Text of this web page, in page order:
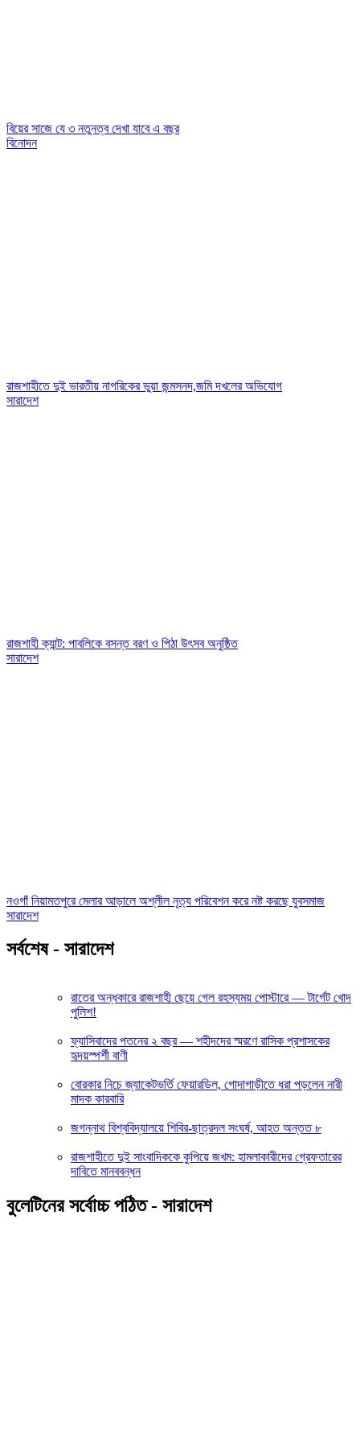
বিয়ের সাজে যে ৩ নতুনত্ব দেখা যাবে এ বছর
বিনোদন
রাজশাহীতে দুই ভারতীয় নাগরিকের ভুয়া জন্মসনদ,জমি দখলের অভিযোগ
সারাদেশ
রাজশাহী ক্যান্ট: পাবলিকে বসন্ত বরণ ও পিঠা উৎসব অনুষ্ঠিত
সারাদেশ
নওগাঁ নিয়ামতপুরে মেলার আড়ালে অশ্লীল নৃত্য পরিবেশন করে নষ্ট করছে যুবসমাজ
সারাদেশ
সর্বশেষ - সারাদেশ
রাতের অন্ধকারে রাজশাহী ছেয়ে গেল রহস্যময় পোস্টারে — টার্গেট খোদ
পুলিশ!
ফ্যাসিবাদের পতনের ২ বছর — শহীদদের স্মরণে রাসিক প্রশাসকের
হৃদয়স্পর্শী বাণী
বোরকার নিচে জ্যাকেটভর্তি ফেয়ারডিল, গোদাগাড়ীতে ধরা পড়লেন নারী
মাদক কারবারি
জগন্নাথ বিশ্ববিদ্যালয়ে শিবির-ছাত্রদল সংঘর্ষ, আহত অন্তত ৮
রাজশাহীতে দুই সাংবাদিককে কুপিয়ে জখম: হামলাকারীদের গ্রেফতারের
দাবিতে মানববন্ধন
বুলেটিনের সর্বোচ্চ পঠিত - সারাদেশ